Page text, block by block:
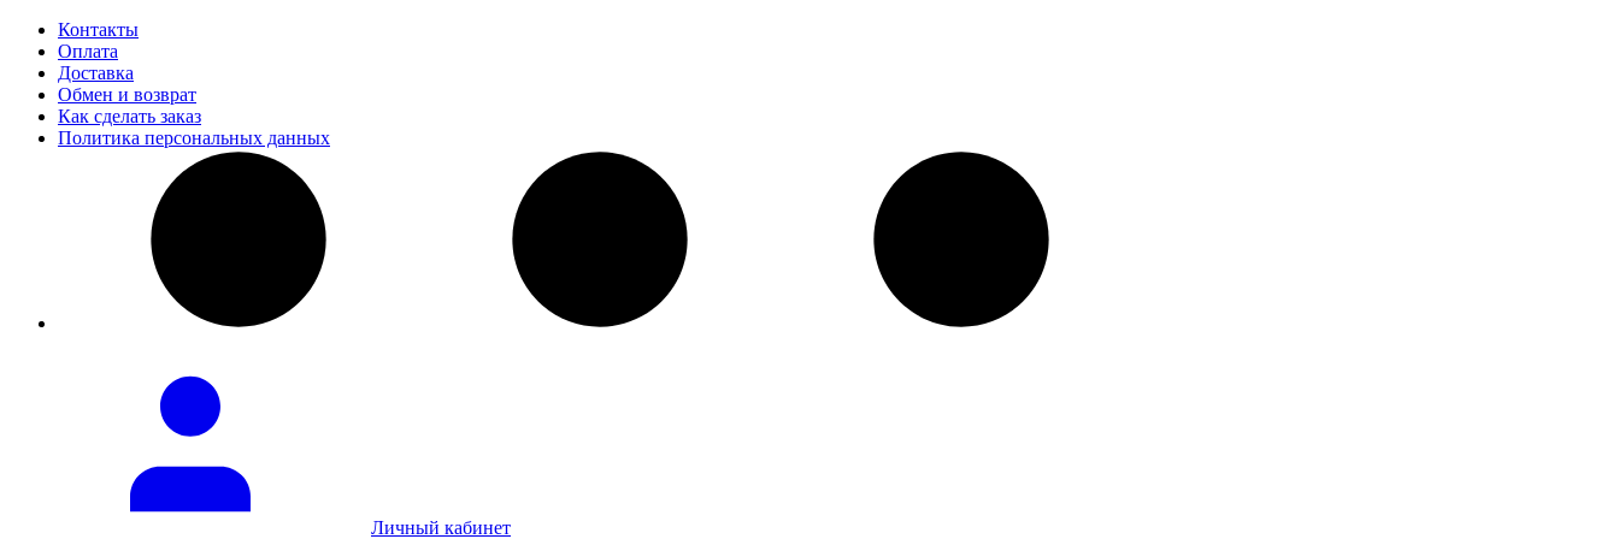
Контакты
Оплата
Доставка
Обмен и возврат
Как сделать заказ
Политика персональных данных
Личный кабинет